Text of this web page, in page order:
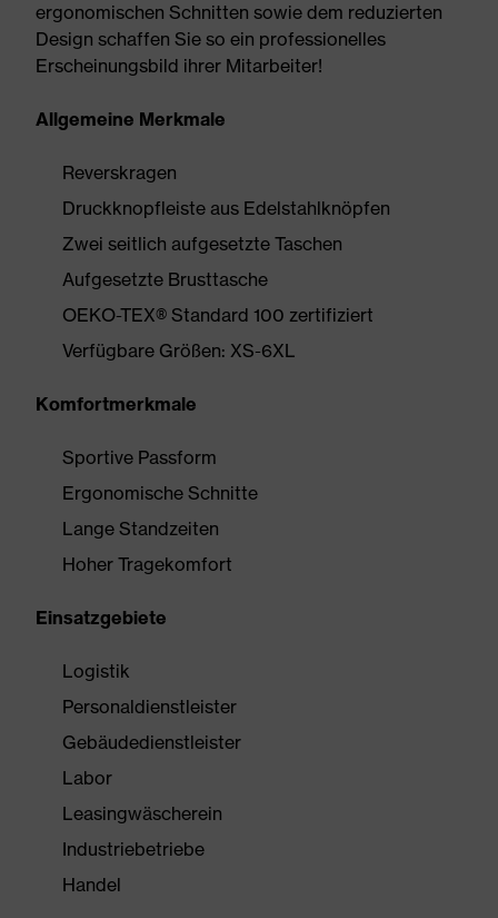
ergonomischen Schnitten sowie dem reduzierten
Design schaffen Sie so ein professionelles
Erscheinungsbild ihrer Mitarbeiter!
Allgemeine Merkmale
Reverskragen
Druckknopfleiste aus Edelstahlknöpfen
Zwei seitlich aufgesetzte Taschen
Aufgesetzte Brusttasche
OEKO-TEX® Standard 100 zertifiziert
Verfügbare Größen: XS-6XL
Komfortmerkmale
Sportive Passform
Ergonomische Schnitte
Lange Standzeiten
Hoher Tragekomfort
Einsatzgebiete
Logistik
Personaldienstleister
Gebäudedienstleister
Labor
Leasingwäscherein
Industriebetriebe
Handel